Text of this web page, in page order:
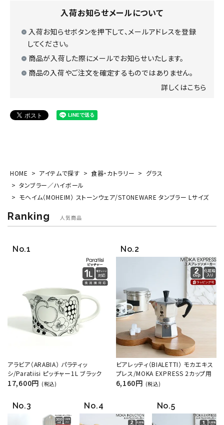
入荷お知らせメールについて
入荷お知らせボタンを押下して、メールアドレスを登録
してください。
商品が入荷した際にメールでお知らせいたします。
商品の入荷やご注文を確定するものではありません。
詳しくはこちら
HOME アイテムで探す 食器・カトラリー
グラス
タンブラー／ハイボール
モヘイム（MOHEIM） ストーンウェア/STONEWARE タンブラー Lサイズ
Ranking 人気商品
アラビア（ARABIA） パラティッ
シ/Paratiisi ピッチャー1L ブラック
17,600円 (税込)
ビアレッティ（BIALETTI） モカエキス
プレス/MOKA EXPRESS 2カップ用
6,160円 (税込)